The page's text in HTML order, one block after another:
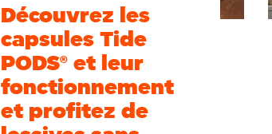
Découvrez les
capsules Tide
PODS® et leur
fonctionnement
et profitez de